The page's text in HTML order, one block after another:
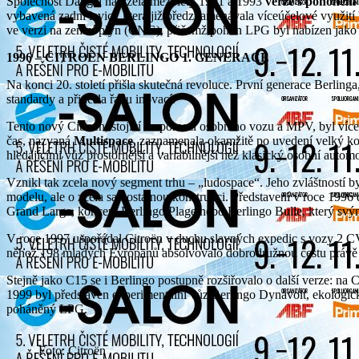
vybavená zadní lavicí, která již předznamenávala víceúčelové
ve verzi na zemní plyn (CNG), přičemž pohon LPG byl nabízen
1996 – CITROËN BERLINGO 1. GENERACE
Na konci 20. století přišla skutečná revoluce. První generace
standardy a přinesla řadu inovací.
Tento nový Citroën, stojící na pomezí osobního vozu a MPV, byl
čas, nazvanáMultispace, zaznamenala okamžitě po uvedení velký
hledajícími vůz prostornější a variabilnější než klasický osobní
Vznikl tak zcela nový segment trhu – „ludospace“. Jeho zvláštností
modelu, ale o zcela samostatnou konstrukci. Představení v roce
Grand Large, koncept Berlingo Plage nebo Berlingo Bulle, který
V roce 1997 uspořádal Citroën v duchu slavných expedic s vozy 2
něhož 198 mladých Evropanů absolvovalo dobrodružnou cestu
Stejně jako C15 se i Berlingo postupně rozšiřovalo o další verze:
1999 byl představen experimentální vůz Berlingo Dynavolt,
poháněný LPG.
Foto: Citroën